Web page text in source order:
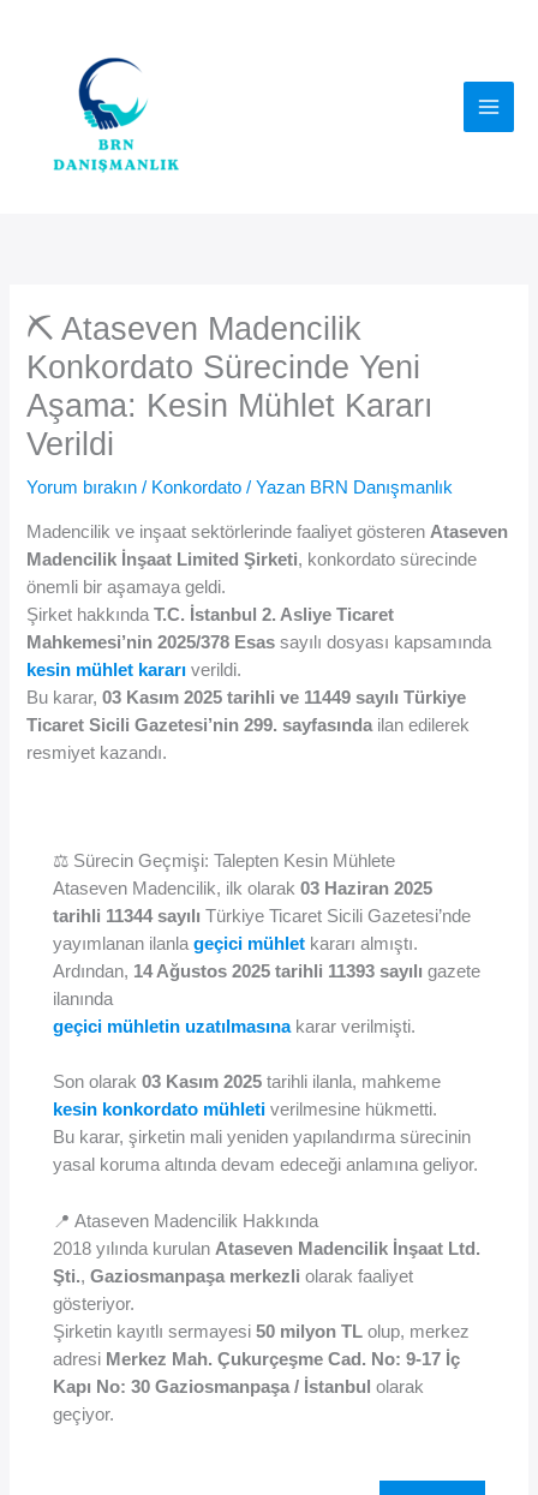
⛏️ Ataseven Madencilik
Konkordato Sürecinde Yeni
Aşama: Kesin Mühlet Kararı
Verildi
Yorum bırakın / Konkordato / Yazan BRN Danışmanlık
Madencilik ve inşaat sektörlerinde faaliyet gösteren Ataseven
Madencilik İnşaat Limited Şirketi, konkordato sürecinde
önemli bir aşamaya geldi.
Şirket hakkındaT.C. İstanbul 2. Asliye Ticaret
Mahkemesi’nin 2025/378 Esas sayılı dosyası kapsamında
kesin mühlet kararı verildi.
Bu karar,03 Kasım 2025 tarihli ve 11449 sayılı Türkiye
Ticaret Sicili Gazetesi’nin 299. sayfasında ilan edilerek
resmiyet kazandı.
⚖️ Sürecin Geçmişi: Talepten Kesin Mühlete
Ataseven Madencilik, ilk olarak03 Haziran 2025
tarihli 11344 sayılı Türkiye Ticaret Sicili Gazetesi’nde
yayımlanan ilanlageçici mühlet kararı almıştı.
Ardından, 14 Ağustos 2025 tarihli 11393 sayılı gazete
ilanında
geçici mühletin uzatılmasınakarar verilmişti.
Son olarak03 Kasım 2025 tarihli ilanla, mahkeme
kesin konkordato mühleti verilmesine hükmetti.
Bu karar, şirketin mali yeniden yapılandırma sürecinin
yasal koruma altında devam edeceği anlamına geliyor.
📍 Ataseven Madencilik Hakkında
2018 yılında kurulan Ataseven Madencilik İnşaat Ltd.
Şti.,Gaziosmanpaşa merkezli olarak faaliyet
gösteriyor.
Şirketin kayıtlı sermayesi50 milyon TL olup, merkez
adresi Merkez Mah. Çukurçeşme Cad. No: 9-17 İç
Kapı No: 30 Gaziosmanpaşa / İstanbul olarak
geçiyor.